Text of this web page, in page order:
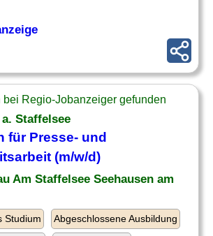
bei Regio-Jobanzeiger gefunden
Staffelsee
für Presse- und
(m/w/d)
Am Staffelsee Seehausen am
Studium Abgeschlossene Ausbildung